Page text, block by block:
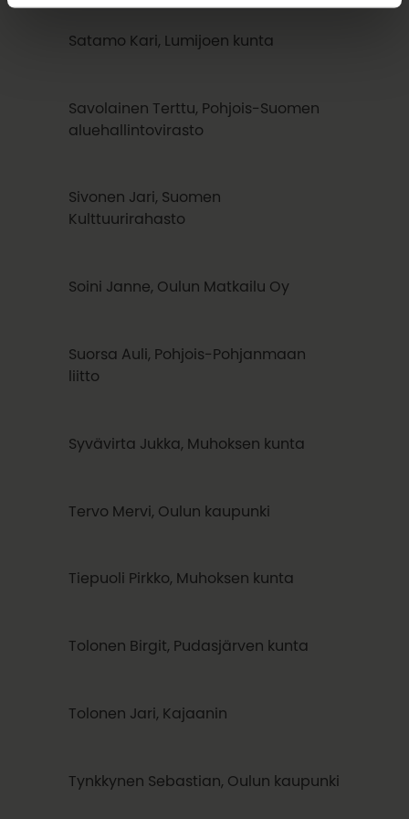
Satamo Kari, Lumijoen kunta
Savolainen Terttu, Pohjois-Suomen
aluehallintovirasto
Sivonen Jari, Suomen
Kulttuurirahasto
Soini Janne, Oulun Matkailu Oy
Suorsa Auli, Pohjois-Pohjanmaan
liitto
Syvävirta Jukka, Muhoksen kunta
Tervo Mervi, Oulun kaupunki
Tiepuoli Pirkko, Muhoksen kunta
Tolonen Birgit, Pudasjärven kunta
Tolonen Jari, Kajaanin
Tynkkynen Sebastian, Oulun kaupunki